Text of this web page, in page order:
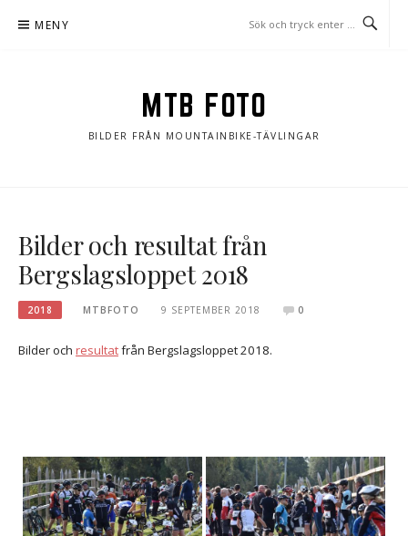
MENY
MTB FOTO
BILDER FRÅN MOUNTAINBIKE-TÄVLINGAR
Bilder och resultat från
Bergslagsloppet 2018
2018 MTBFOTO 9 SEPTEMBER 2018 0
Bilder och resultatfrån Bergslagsloppet 2018.